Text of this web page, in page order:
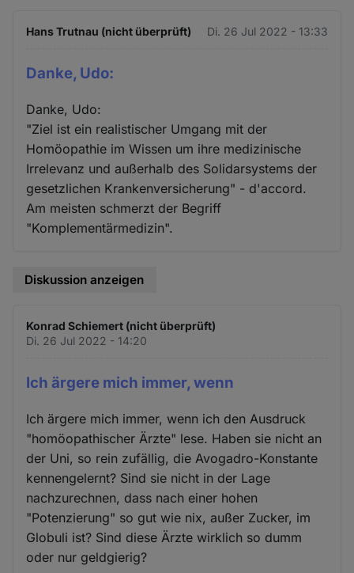
Hans Trutnau (nicht überprüft) Di. 26 Jul 2022 - 13:33
Danke, Udo:
Danke, Udo:
"Ziel ist ein realistischer Umgang mit der
Homöopathie im Wissen um ihre medizinische
Irrelevanz und außerhalb des Solidarsystems der
gesetzlichen Krankenversicherung" - d'accord.
Am meisten schmerzt der Begriff
"Komplementärmedizin".
Diskussion anzeigen
Konrad Schiemert (nicht überprüft)
Di. 26 Jul 2022 - 14:20
Ich ärgere mich immer, wenn
Ich ärgere mich immer, wenn ich den Ausdruck
"homöopathischer Ärzte" lese. Haben sie nicht an
der Uni, so rein zufällig, die Avogadro-Konstante
kennengelernt? Sind sie nicht in der Lage
nachzurechnen, dass nach einer hohen
"Potenzierung" so gut wie nix, außer Zucker, im
Globuli ist? Sind diese Ärzte wirklich so dumm
oder nur geldgierig?